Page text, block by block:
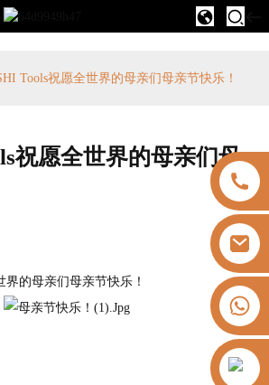
+8613325821813
Tools祝愿全世界的母亲们母亲节快乐！
祝愿全世界的母亲们母
界的母亲们母亲节快乐！